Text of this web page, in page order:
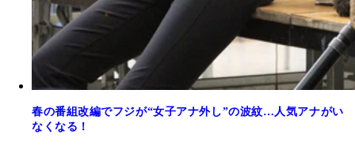
春の番組改編でフジが“女子アナ外し”の波紋…人気アナがい
なくなる！